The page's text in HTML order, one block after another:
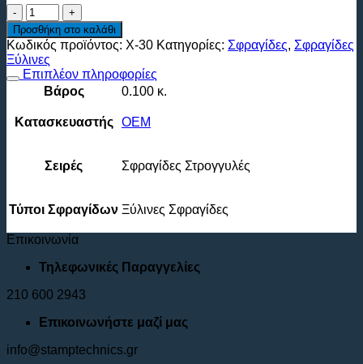
ΞΥΛΙΝΗ
ΣΦΡΑΓΙΔΑ
ΣΤΡΟΓΓΥΛΗ
30
ΧΙΛΙΟΣΤΩΝ
ποσότητα
Προσθήκη στο καλάθι
Κωδικός προϊόντος: X-30 Κατηγορίες: Σφραγίδες, Σφραγίδες
Ξύλινες
Επιπλέον πληροφορίες
Βάρος
0.100 κ.
Κατασκευαστής ΟΕΜ
Σειρές Σφραγίδες Στρογγυλές
Τύποι Σφραγίδων Ξύλινες Σφραγίδες
Επικοινωνία
Τηλεφωνικές Παραγγελίες
210 600 2943
Επικοινωνήστε μαζί μας
info@stamptechnics.gr